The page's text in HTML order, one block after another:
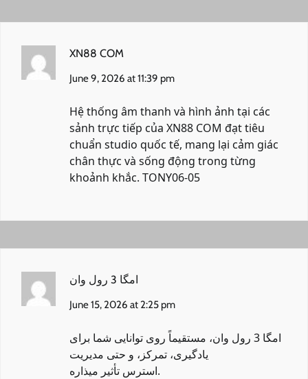
XN88 COM
June 9, 2026 at 11:39 pm
Hệ thống âm thanh và hình ảnh tại các
sảnh trực tiếp của XN88 COM đạt tiêu
chuẩn studio quốc tế, mang lại cảm giác
chân thực và sống động trong từng
khoảnh khắc. TONY06-05
امگا 3 رول وان
June 15, 2026 at 2:25 pm
امگا 3 رول وان
، مستقیماً روی توانایی شما برای
یادگیری، تمرکز، و حتی مدیریت
استرس تأثیر میذاره.